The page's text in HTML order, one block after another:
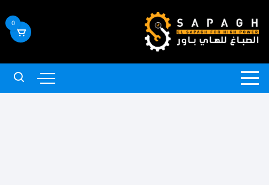
إلى
المحتوى
0